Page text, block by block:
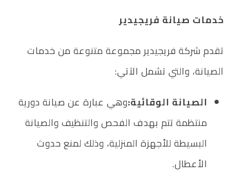
خدمات صيانة فريجيدير
تقدم شركة فريجيدير مجموعة متنوعة من خدمات
الصيانة، والتي تشمل الآتي:
الصيانة الوقائية:وهي عبارة عن صيانة دورية
منتظمة تتم بهدف الفحص والتنظيف والصيانة
البسيطة للأجهزة المنزلية، وذلك لمنع حدوث
الأعطال.